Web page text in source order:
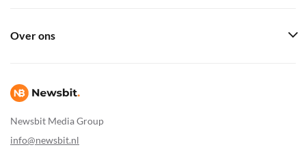
Newsbit Media Group
info@newsbit.nl
Over ons